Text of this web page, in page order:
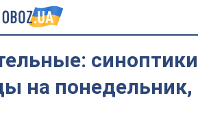
синоптики
на понедельник,